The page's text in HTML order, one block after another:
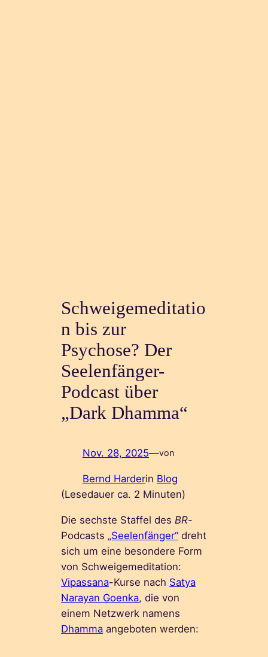
Schweigemeditatio
n bis zur
Psychose? Der
Seelenfänger-
Podcast über
„Dark Dhamma“
Nov. 28, 2025—von
Bernd Harderin Blog
(Lesedauer ca. 2 Minuten)
Die sechste Staffel desBR-
Podcasts „Seelenfänger“ dreht
sich um eine besondere Form
von Schweigemeditation:
Vipassana-Kurse nach Satya
Narayan Goenka, die von
einem Netzwerk namens
Dhamma angeboten werden: